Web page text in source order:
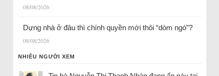
08/08/2026
Dựng nhà ở đâu thì chính quyền mới thôi “dòm ngó”?
08/08/2026
NHIỀU NGƯỜI XEM